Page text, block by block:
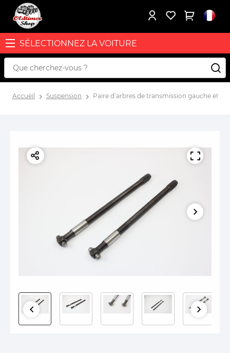
SÉLECTIONNEZ LA VOITURE
Accueil Suspension Paire d’arbres de transmission gauche et